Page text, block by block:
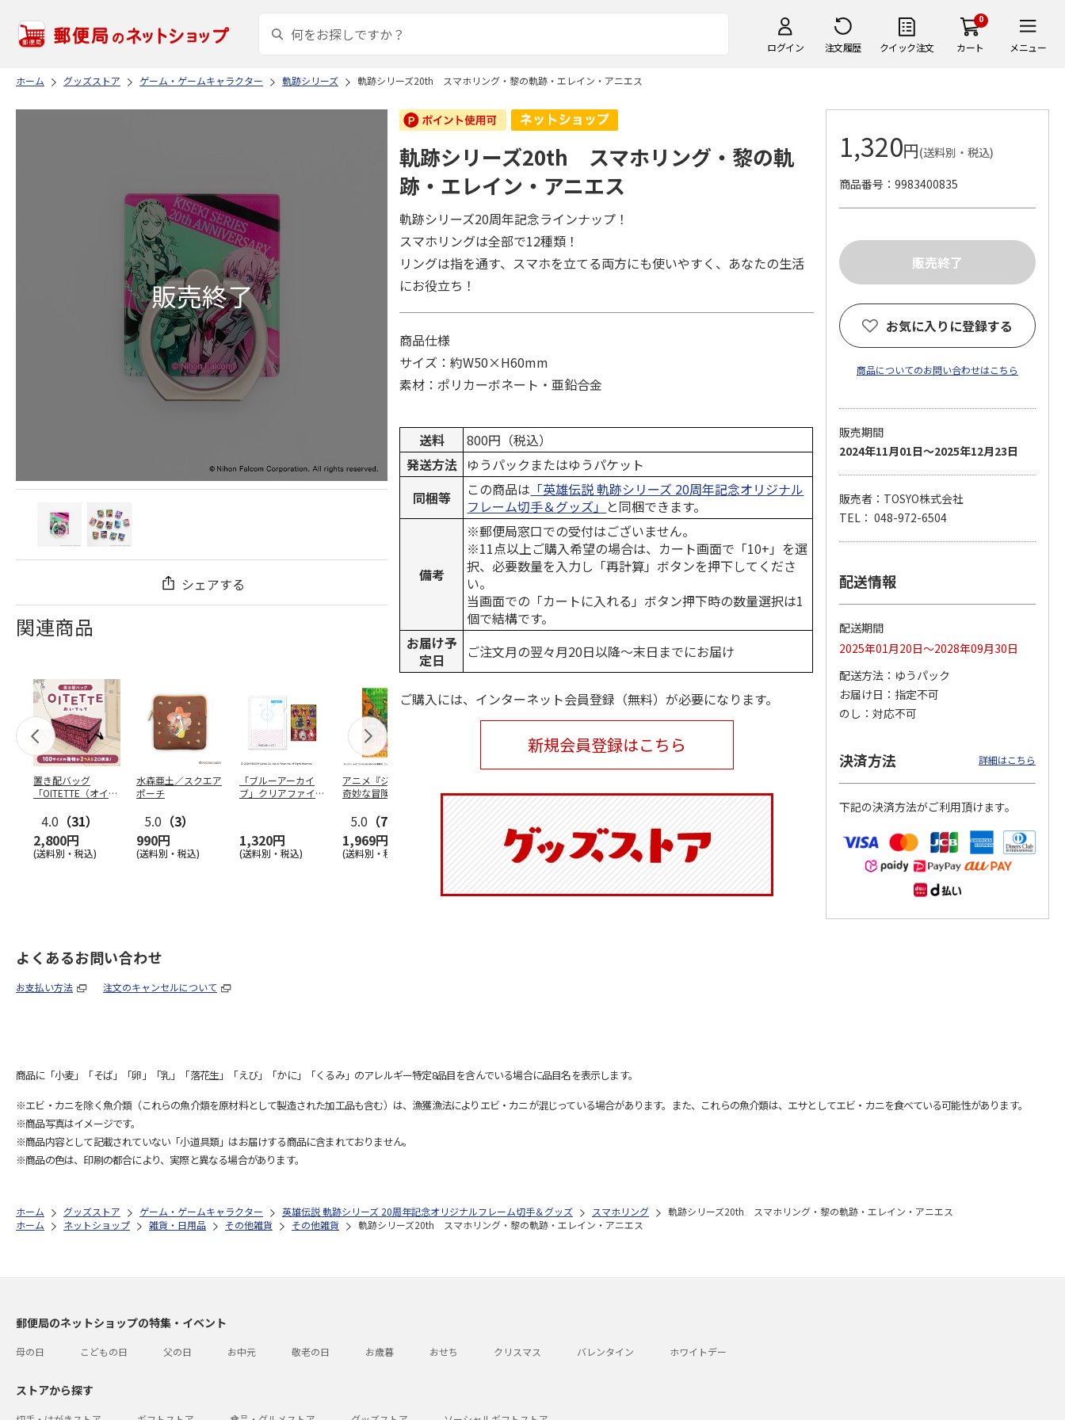
ログイン 注文履歴 クイック注文
0
カート メニュー
ホーム グッズストア ゲーム・ゲームキャラクター 軌跡シリーズ 軌跡シリーズ20th スマホリング・黎の軌跡・エレイン・アニエス
シェアする
関連商品
置き配バッグ
「OITETTE（オイテ
4.0 （31）
2,800円
(送料別・税込)
水森亜土／スクエア
ポーチ
5.0 （3）
990円
(送料別・税込)
「ブルーアーカイ
ブ」クリアファイル
1,320円
(送料別・税込)
アニメ『ジョジョの
奇妙な冒険 黄金の
セッ…
5.0 （7）
1,969円
(送料別・税込)
ーセット
(送料別・税込)
ケース
（6）
1,100円
(送料別・税込)
優勝力士純金製小判
【安青錦】
605,000円
(送料・税込)
リラックマ／クリア
ファイル３点セット
「犬夜叉」アクリル
（殺生丸）
3,300円
(送料別・税込)
大谷翔平 THE
アクリルス
2,750円
(送料別・税込)
軌跡シリーズ20th スマホリング・黎の軌
跡・エレイン・アニエス
軌跡シリーズ20周年記念ラインナップ！
スマホリングは全部で12種類！
リングは指を通す、スマホを立てる両方にも使いやすく、あなたの生活
にお役立ち！
商品仕様
サイズ：約W50×H60mm
素材：ポリカーボネート・亜鉛合金
送料
800円（税込）
発送方法 ゆうパックまたはゆうパケット
同梱等
この商品は 「英雄伝説 軌跡シリーズ 20周年記念オリジナル
フレーム切手＆グッズ」 と同梱できます。
備考
※郵便局窓口での受付はございません。
※11点以上ご購入希望の場合は、カート画面で「10+」を選
択、必要数量を入力し「再計算」ボタンを押下してくださ
い。
当画面での「カートに入れる」ボタン押下時の数量選択は1
個で結構です。
お届け予
定日
ご注文月の翌々月20日以降～末日までにお届け
ご購入には、インターネット会員登録（無料）が必要になります。
新規会員登録はこちら
1,320円(送料別・税込)
商品番号
9983400835
お気に入りに登録する
商品についてのお問い合わせはこちら
販売期間
2024年11月01日～2025年12月23日
販売者：TOSYO株式会社
TEL： 048-972-6504
配送情報
配送期間
2025年01月20日～2028年09月30日
配送方法
ゆうパック
お届け日
指定不可
のし
対応不可
決済方法 詳細はこちら
下記の決済方法がご利用頂けます。
よくあるお問い合わせ
お支払い方法 注文のキャンセルについて
商品に「小麦」「そば」「卵」「乳」「落花生」「えび」「かに」「くるみ」のアレルギー特定8品目を含んでいる場合に品目名を表示します。
※エビ・カニを除く魚介類（これらの魚介類を原材料として製造された加工品も含む）は、漁獲漁法によりエビ・カニが混じっている場合があります。また、これらの魚介類は、エサとしてエビ・カニを食べている可能性があります。
※商品写真はイメージです。
※商品内容として記載されていない「小道具類」はお届けする商品に含まれておりません。
※商品の色は、印刷の都合により、実際と異なる場合があります。
ホーム グッズストア ゲーム・ゲームキャラクター 英雄伝説 軌跡シリーズ 20周年記念オリジナルフレーム切手＆グッズ スマホリング
軌跡シリーズ20th スマホリング・黎の軌跡・エレイン・アニエス
ホーム
ネットショップ 雑貨・日用品 その他雑貨 その他雑貨 軌跡シリーズ20th スマホリング・黎の軌跡・エレイン・アニエス
郵便局のネットショップの特集・イベント
母の日 こどもの日 父の日 お中元 敬老の日 お歳暮 おせち クリスマス バレンタイン ホワイトデー
ストアから探す